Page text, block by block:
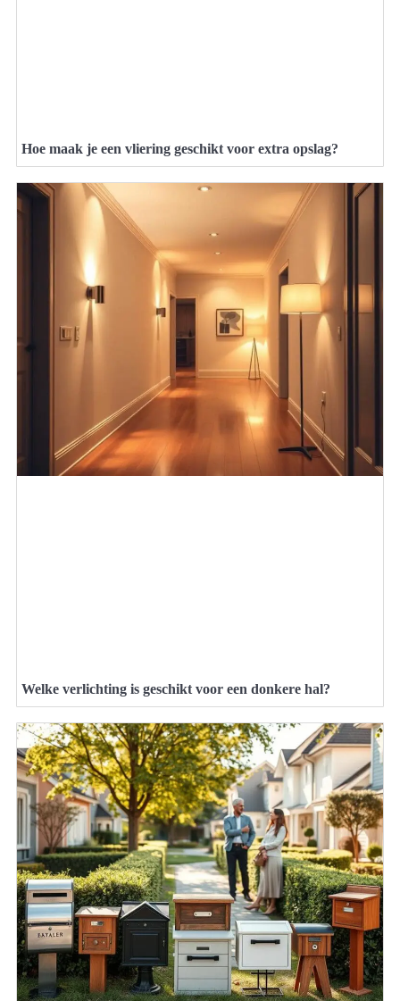
Hoe maak je een vliering geschikt voor extra opslag?
Welke verlichting is geschikt voor een donkere hal?